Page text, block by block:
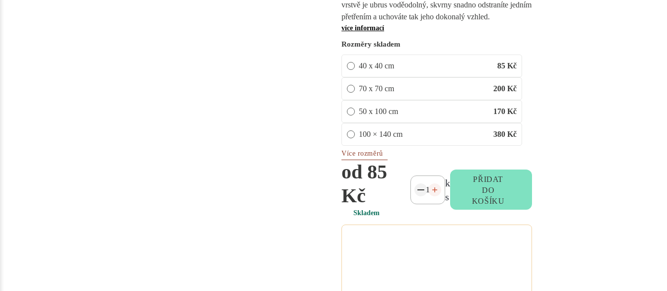
vrstvě je ubrus voděodolný, skvrny snadno odstraníte jedním
přetřením a uchováte tak jeho dokonalý vzhled.
více informací
Rozměry skladem
40 x 40 cm 85 Kč
70 x 70 cm 200 Kč
50 x 100 cm 170 Kč
100 × 140 cm 380 Kč
Více rozměrů
od 85
Kč
Skladem
k
s
PŘIDAT
DO
KOŠÍKU